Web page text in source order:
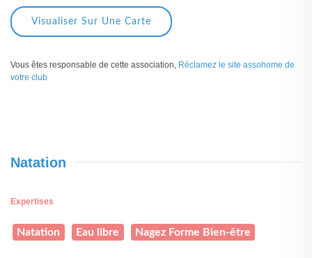
Visualiser Sur Une Carte
Vous êtes responsable de cette association, Réclamez le site assohome de
votre club
Natation
Expertises
Natation Eau libre Nagez Forme Bien-être